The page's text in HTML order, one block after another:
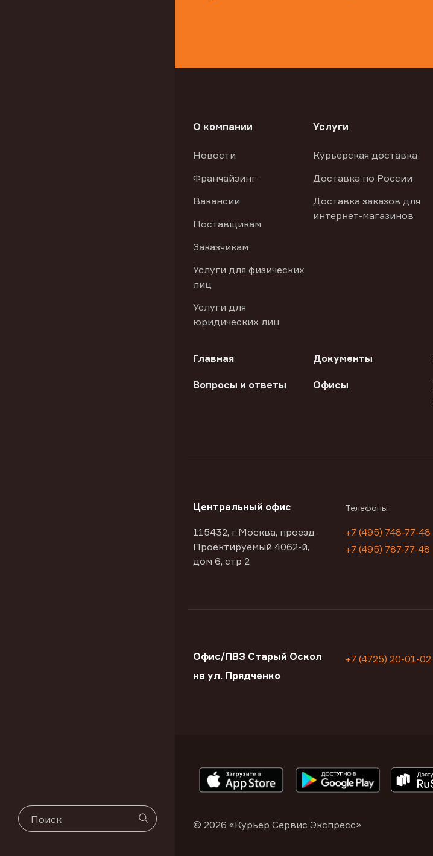
О компании
Новости
Франчайзинг
Вакансии
Поставщикам
Заказчикам
Услуги для физических
лиц
Услуги для
юридических лиц
Услуги
Курьерская доставка
Доставка по России
Доставка заказов для
интернет-магазинов
Главная Документы
Вопросы и ответы Офисы
Центральный офис
115432, г Москва, проезд
Проектируемый 4062-й,
дом 6, стр 2
Телефоны
+7 (495) 748-77-48
+7 (495) 787-77-48
Офис/ПВЗ Старый Оскол
на ул. Прядченко
+7 (4725) 20-01-02
© 2026 «Курьер Сервис Экспресс»